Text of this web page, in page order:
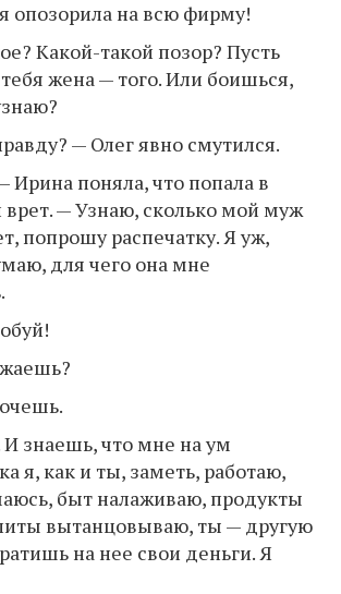
опозорила на всю фирму!
Какой-такой позор? Пусть
жена — того. Или боишься,
— Олег явно смутился.
Ирина поняла, что попала в
врет. — Узнаю, сколько мой муж
попрошу распечатку. Я уж,
для чего она мне
знаешь, что мне на ум
я, как и ты, заметь, работаю,
быт налаживаю, продукты
вытанцовываю, ты — другую
на нее свои деньги. Я